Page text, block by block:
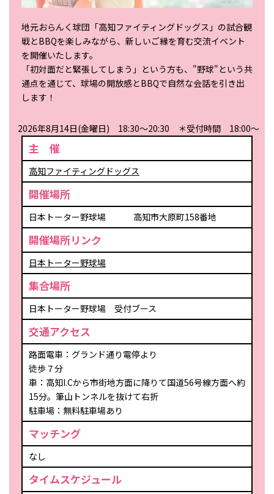
地元おらんく球団「高知ファイティングドッグス」の試合観
戦とBBQを楽しみながら、新しいご縁を育む交流イベント
を開催いたします。
「初対面だと緊張してしまう」という方も、"野球"という共
通点を通じて、球場の開放感とBBQで自然な会話を引き出
します！
2026年8月14日(金曜日) 18:30～20:30 ＊受付時間 18:00～
主 催
高知ファイティングドッグス
開催場所
日本トーター野球場 高知市大原町158番地
開催場所リンク
日本トーター野球場
集合場所
日本トーター野球場 受付ブース
交通アクセス
路面電車：グランド通り電停より
徒歩７分
車：高知I.Cから市街地方面に降りて国道56号線方面へ約
15分。筆山トンネルを抜けて右折
駐車場：無料駐車場あり
マッチング
なし
タイムスケジュール